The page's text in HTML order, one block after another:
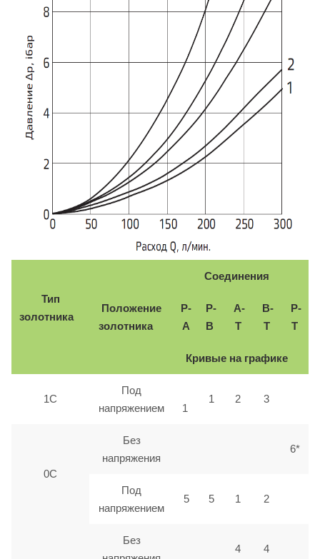
Тип
золотника
Положение
золотника
Соединения
P-
A
P-
B
A-
T
B-
T
P-
T
Кривые на графике
1C
Под
напряжением
1
1 2 3
0С
Без
напряжения
6*
Под
напряжением
5 5 1 2
Без
4 4